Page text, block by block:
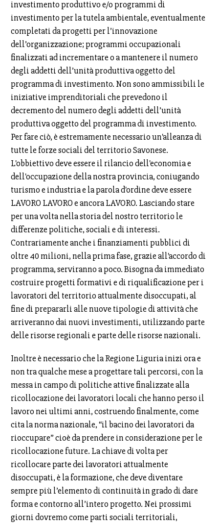
investimento produttivo e/o programmi di
investimento per la tutela ambientale, eventualmente
completati da progetti per l’innovazione
dell’organizzazione; programmi occupazionali
finalizzati ad incrementare o a mantenere il numero
degli addetti dell’unità produttiva oggetto del
programma di investimento. Non sono ammissibili le
iniziative imprenditoriali che prevedono il
decremento del numero degli addetti dell’unità
produttiva oggetto del programma di investimento.
Per fare ciò, è estremamente necessario un'alleanza di
tutte le forze sociali del territorio Savonese.
L'obbiettivo deve essere il rilancio dell'economia e
dell'occupazione della nostra provincia, coniugando
turismo e industria e la parola d'ordine deve essere
LAVORO LAVORO e ancora LAVORO. Lasciando stare
per una volta nella storia del nostro territorio le
differenze politiche, sociali e di interessi.
Contrariamente anche i finanziamenti pubblici di
oltre 40 milioni, nella prima fase, grazie all'accordo di
programma, serviranno a poco. Bisogna da immediato
costruire progetti formativi e di riqualificazione per i
lavoratori del territorio attualmente disoccupati, al
fine di prepararli alle nuove tipologie di attività che
arriveranno dai nuovi investimenti, utilizzando parte
delle risorse regionali e parte delle risorse nazionali.
Inoltre è necessario che la Regione Liguria inizi ora e
non tra qualche mese a progettare tali percorsi, con la
messa in campo di politiche attive finalizzate alla
ricollocazione dei lavoratori locali che hanno perso il
lavoro nei ultimi anni, costruendo finalmente, come
cita la norma nazionale, “il bacino dei lavoratori da
rioccupare” cioè da prendere in considerazione per le
ricollocazione future. La chiave di volta per
ricollocare parte dei lavoratori attualmente
disoccupati, è la formazione, che deve diventare
sempre più l’elemento di continuità in grado di dare
forma e contorno all’intero progetto. Nei prossimi
giorni dovremo come parti sociali territoriali,